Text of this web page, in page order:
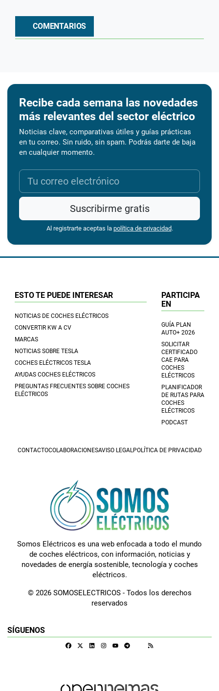
COMENTARIOS
Recibe cada semana las novedades
más relevantes del sector eléctrico
Noticias clave, comparativas útiles y guías prácticas
en tu correo. Sin ruido, sin spam. Podrás darte de baja
en cualquier momento.
Suscribirme gratis
Al registrarte aceptas la política de privacidad.
ESTO TE PUEDE INTERESAR
NOTICIAS DE COCHES ELÉCTRICOS
CONVERTIR KW A CV
MARCAS
NOTICIAS SOBRE TESLA
COCHES ELÉCTRICOS TESLA
AYUDAS COCHES ELÉCTRICOS
PREGUNTAS FRECUENTES SOBRE COCHES
ELÉCTRICOS
PARTICIPA
EN
GUÍA PLAN
AUTO+ 2026
SOLICITAR
CERTIFICADO
CAE PARA
COCHES
ELÉCTRICOS
PLANIFICADOR
DE RUTAS PARA
COCHES
ELÉCTRICOS
PODCAST
CONTACTOCOLABORACIONESAVISO LEGALPOLÍTICA DE PRIVACIDAD
Somos Eléctricos es una web enfocada a todo el mundo
de coches eléctricos, con información, noticias y
novedades de energía sostenible, tecnología y coches
eléctricos.
© 2026 SOMOSELECTRICOS - Todos los derechos
reservados
SÍGUENOS
FacebookLinkedinInstagramTelegram
Google Discover